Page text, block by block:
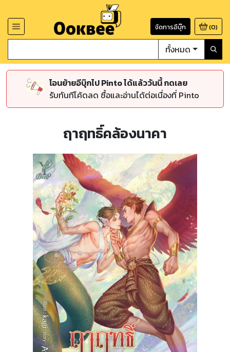
จัดการอีบุ๊ก (0)
ทั้งหมด
โอนย้ายอีบุ๊กไป Pinto ได้แล้ววันนี้ กดเลย
รับทันทีโค้ดลด ซื้อและอ่านได้ต่อเนื่องที่ Pinto
ฤาฤทธิ์คล้องนาคา